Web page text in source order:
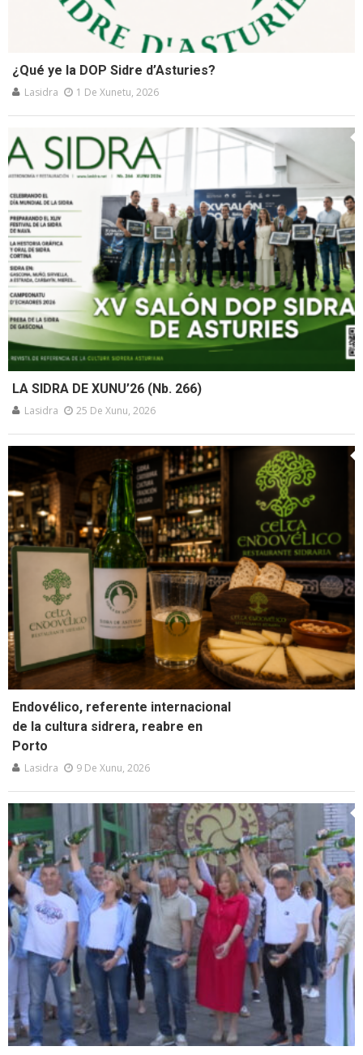
¿Qué ye la DOP Sidre d’Asturies?
Lasidra 1 De Xunetu, 2026
LA SIDRA DE XUNU’26 (Nb. 266)
Lasidra 25 De Xunu, 2026
Endovélico, referente internacional
de la cultura sidrera, reabre en
Porto
Lasidra 9 De Xunu, 2026